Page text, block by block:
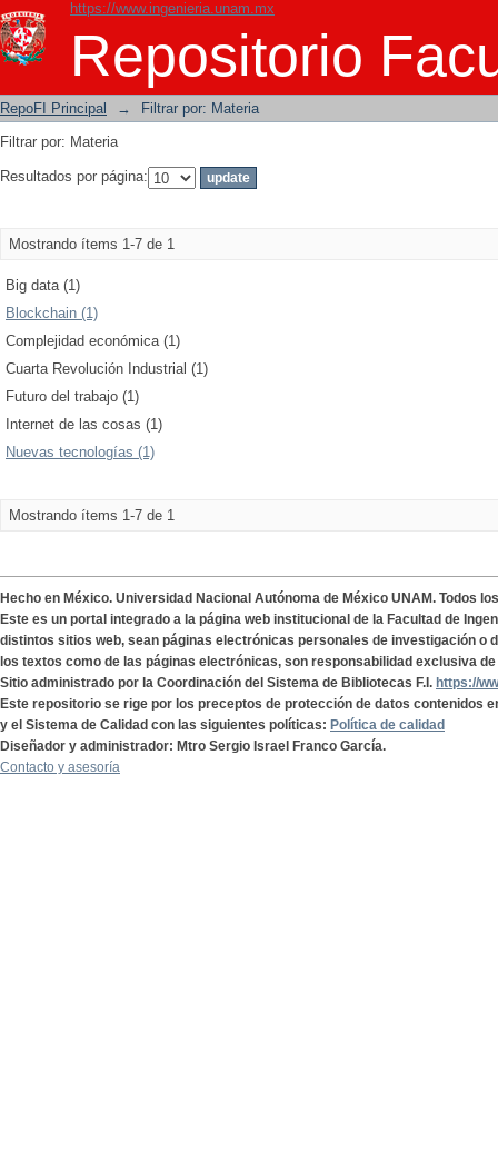
https://www.ingenieria.unam.mx
Repositorio
Filtrar por: Materia
RepoFI Principal →
Filtrar por: Materia
Filtrar por: Materia
Resultados por página:
Mostrando ítems 1-7 de 1
Big data (1)
Blockchain (1)
Complejidad económica (1)
Cuarta Revolución Industrial (1)
Futuro del trabajo (1)
Internet de las cosas (1)
Nuevas tecnologías (1)
Mostrando ítems 1-7 de 1
Hecho en México. Universidad Nacional Autónoma de México UNAM. Todos
Este es un portal integrado a la página web institucional de la Facultad de
distintos sitios web, sean páginas electrónicas personales de investigación o
los textos como de las páginas electrónicas, son responsabilidad exclusiva
Sitio administrado por la Coordinación del Sistema de Bibliotecas F.I. https://
Este repositorio se rige por los preceptos de protección de datos contenidos
y el Sistema de Calidad con las siguientes políticas: Política de calidad
Diseñador y administrador: Mtro Sergio Israel Franco García.
Contacto y asesoría